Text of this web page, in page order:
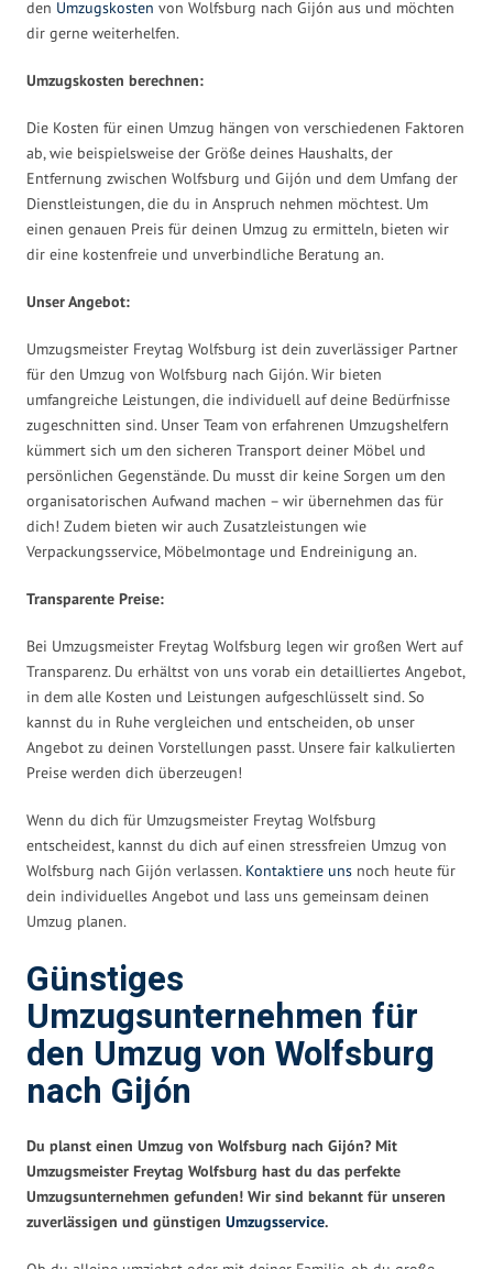
den Umzugskosten von Wolfsburg nach Gijón aus und möchten
dir gerne weiterhelfen.
Umzugskosten berechnen:
Die Kosten für einen Umzug hängen von verschiedenen Faktoren
ab, wie beispielsweise der Größe deines Haushalts, der
Entfernung zwischen Wolfsburg und Gijón und dem Umfang der
Dienstleistungen, die du in Anspruch nehmen möchtest. Um
einen genauen Preis für deinen Umzug zu ermitteln, bieten wir
dir eine kostenfreie und unverbindliche Beratung an.
Unser Angebot:
Umzugsmeister Freytag Wolfsburg ist dein zuverlässiger Partner
für den Umzug von Wolfsburg nach Gijón. Wir bieten
umfangreiche Leistungen, die individuell auf deine Bedürfnisse
zugeschnitten sind. Unser Team von erfahrenen Umzugshelfern
kümmert sich um den sicheren Transport deiner Möbel und
persönlichen Gegenstände. Du musst dir keine Sorgen um den
organisatorischen Aufwand machen – wir übernehmen das für
dich! Zudem bieten wir auch Zusatzleistungen wie
Verpackungsservice, Möbelmontage und Endreinigung an.
Transparente Preise:
Bei Umzugsmeister Freytag Wolfsburg legen wir großen Wert auf
Transparenz. Du erhältst von uns vorab ein detailliertes Angebot,
in dem alle Kosten und Leistungen aufgeschlüsselt sind. So
kannst du in Ruhe vergleichen und entscheiden, ob unser
Angebot zu deinen Vorstellungen passt. Unsere fair kalkulierten
Preise werden dich überzeugen!
Wenn du dich für Umzugsmeister Freytag Wolfsburg
entscheidest, kannst du dich auf einen stressfreien Umzug von
Wolfsburg nach Gijón verlassen. Kontaktiere uns noch heute für
dein individuelles Angebot und lass uns gemeinsam deinen
Umzug planen.
Günstiges
Umzugsunternehmen für
den Umzug von Wolfsburg
nach Gijón
Du planst einen Umzug von Wolfsburg nach Gijón? Mit
Umzugsmeister Freytag Wolfsburg hast du das perfekte
Umzugsunternehmen gefunden! Wir sind bekannt für unseren
zuverlässigen und günstigen Umzugsservice.